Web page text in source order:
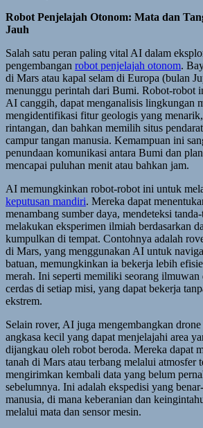
Robot Penjelajah Otonom: Mata dan
Jauh
Salah satu peran paling vital AI dalam
pengembangan robot penjelajah otonom.
di Mars atau kapal selam di Europa (bulan
menunggu perintah dari Bumi. Robot-robot
AI canggih, dapat menganalisis lingkungan
mengidentifikasi fitur geologis yang
rintangan, dan bahkan memilih situs
campur tangan manusia. Kemampuan ini
penundaan komunikasi antara Bumi dan
mencapai puluhan menit atau bahkan jam.
AI memungkinkan robot-robot ini untuk
keputusan mandiri. Mereka dapat
menambang sumber daya, mendeteksi
melakukan eksperimen ilmiah berdasarkan
kumpulkan di tempat. Contohnya adalah
di Mars, yang menggunakan AI untuk
batuan, memungkinkan ia bekerja lebih
merah. Ini seperti memiliki seorang ilmuwan
cerdas di setiap misi, yang dapat bekerja
ekstrem.
Selain rover, AI juga mengembangkan
angkasa kecil yang dapat menjelajahi area
dijangkau oleh robot beroda. Mereka dapat
tanah di Mars atau terbang melalui atmosfer
mengirimkan kembali data yang belum
sebelumnya. Ini adalah ekspedisi yang
manusia, di mana keberanian dan
melalui mata dan sensor mesin.